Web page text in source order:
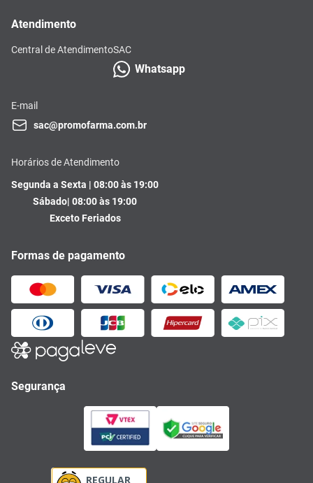
Atendimento
Central de AtendimentoSAC
Whatsapp
E-mail
sac@promofarma.com.br
Horários de Atendimento
Segunda a Sexta | 08:00 às 19:00
Sábado| 08:00 às 19:00
Exceto Feriados
Formas de pagamento
Segurança